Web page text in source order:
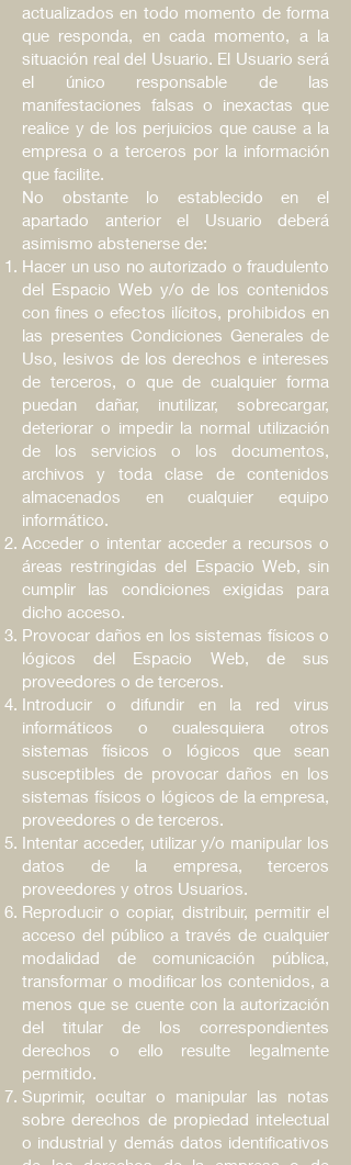
actualizados en todo momento de forma
que responda, en cada momento, a la
situación real del Usuario. El Usuario será
el único responsable de las
manifestaciones falsas o inexactas que
realice y de los perjuicios que cause a la
empresa o a terceros por la información
que facilite.
No obstante lo establecido en el
apartado anterior el Usuario deberá
asimismo abstenerse de:
Hacer un uso no autorizado o fraudulento
del Espacio Web y/o de los contenidos
con fines o efectos ilícitos, prohibidos en
las presentes Condiciones Generales de
Uso, lesivos de los derechos e intereses
de terceros, o que de cualquier forma
puedan dañar, inutilizar, sobrecargar,
deteriorar o impedir la normal utilización
de los servicios o los documentos,
archivos y toda clase de contenidos
almacenados en cualquier equipo
informático.
Acceder o intentar acceder a recursos o
áreas restringidas del Espacio Web, sin
cumplir las condiciones exigidas para
dicho acceso.
Provocar daños en los sistemas físicos o
lógicos del Espacio Web, de sus
proveedores o de terceros.
Introducir o difundir en la red virus
informáticos o cualesquiera otros
sistemas físicos o lógicos que sean
susceptibles de provocar daños en los
sistemas físicos o lógicos de la empresa,
proveedores o de terceros.
Intentar acceder, utilizar y/o manipular los
datos de la empresa, terceros
proveedores y otros Usuarios.
Reproducir o copiar, distribuir, permitir el
acceso del público a través de cualquier
modalidad de comunicación pública,
transformar o modificar los contenidos, a
menos que se cuente con la autorización
del titular de los correspondientes
derechos o ello resulte legalmente
permitido.
Suprimir, ocultar o manipular las notas
sobre derechos de propiedad intelectual
o industrial y demás datos identificativos